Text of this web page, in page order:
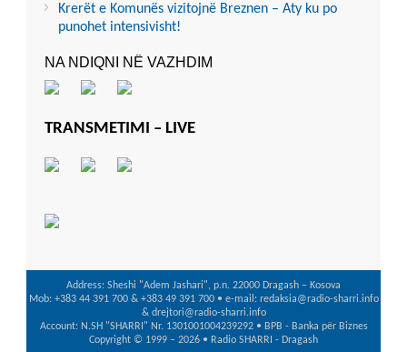
Krerët e Komunës vizitojnë Breznen – Aty ku po
punohet intensivisht!
NA NDIQNI NË VAZHDIM
TRANSMETIMI – LIVE
Address: Sheshi "Adem Jashari", p.n. 22000 Dragash – Kosova
Mob: +383 44 391 700 & +383 49 391 700 • e-mail: redaksia@radio-sharri.info
& drejtori@radio-sharri.info
Account: N.SH "SHARRI" Nr. 1301001004239292 • BPB - Banka për Biznes
Copyright © 1999 – 2026 • Radio SHARRI - Dragash